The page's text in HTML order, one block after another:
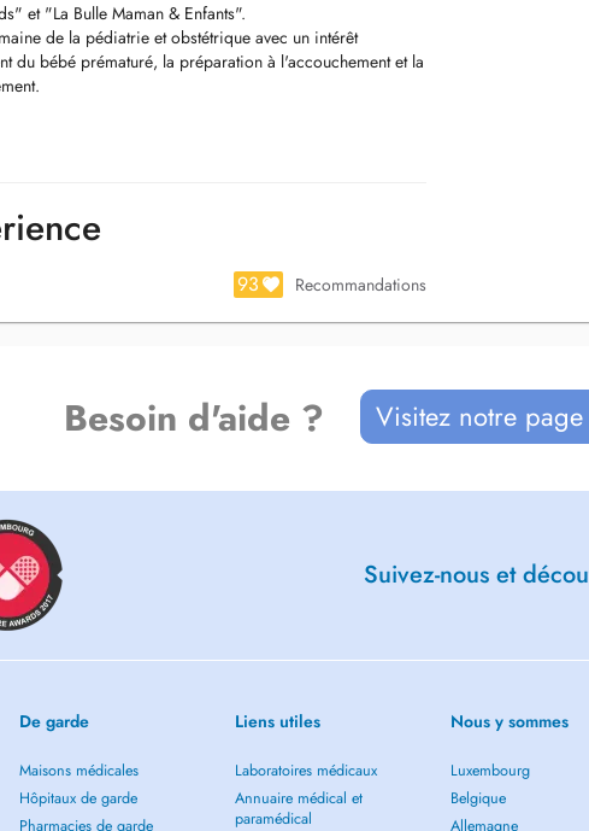
et "La Bulle Maman & Enfants".
de la pédiatrie et obstétrique avec un intérêt
du bébé prématuré, la préparation à l'accouchement et la
93 Recommandations
Besoin d'aide ? Visitez notre
Suivez-nous et
De garde
Maisons médicales
Hôpitaux de garde
Pharmacies de garde
Liens utiles
Laboratoires médicaux
Annuaire médical et
paramédical
Nous y sommes
Luxembourg
Belgique
Allemagne